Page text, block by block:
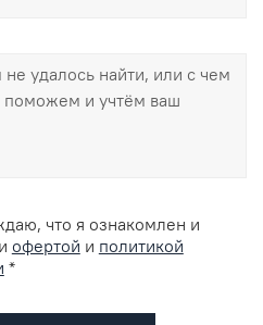
что я ознакомлен и
офертой и политикой
*